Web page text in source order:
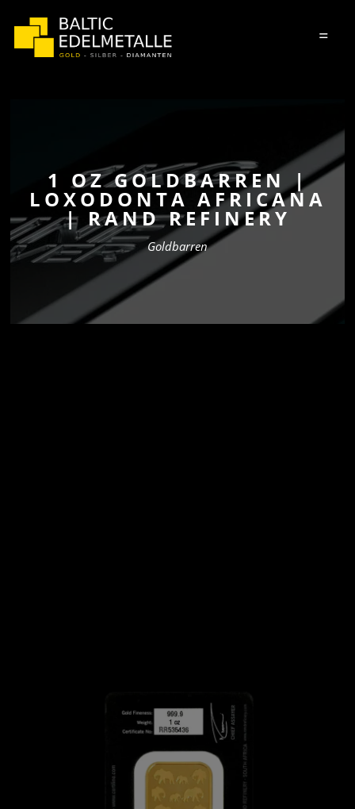
=
1 OZ GOLDBARREN |
LOXODONTA AFRICANA
| RAND REFINERY
Goldbarren